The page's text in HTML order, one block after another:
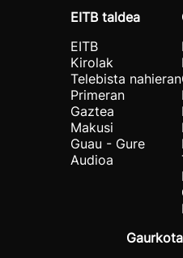
EITB taldea
EITB
Kirolak
Telebista nahieran
Primeran
Gaztea
Makusi
Guau - Gure
Audioa